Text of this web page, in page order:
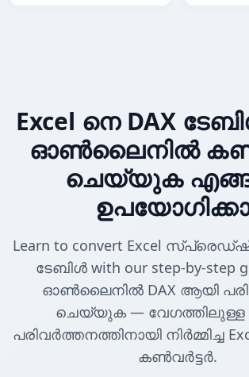
Excel നെ DAX
ഓൺലൈനിൽ
ചെയ്യുക
Learn to convert Excel
ടേബിൾ with our step-by-step
ഓൺലൈനിൽ DAX ആയി
ചെയ്യുക — വേഗത്തിലുള്ള
പരിവർത്തനത്തിനായി നിർമ്മിച്ച
കൺവർട്ടർ.